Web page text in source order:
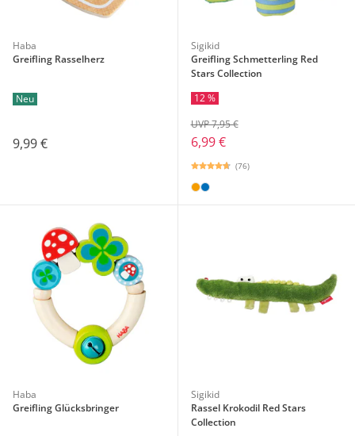
Haba
Greifling Rasselherz
Neu
9,99 €
Sigikid
Greifling Schmetterling Red
Stars Collection
12 %
6,99 €
UVP 7,95 €
(76)
Haba
Greifling Glücksbringer
Sigikid
Rassel Krokodil Red Stars
Collection